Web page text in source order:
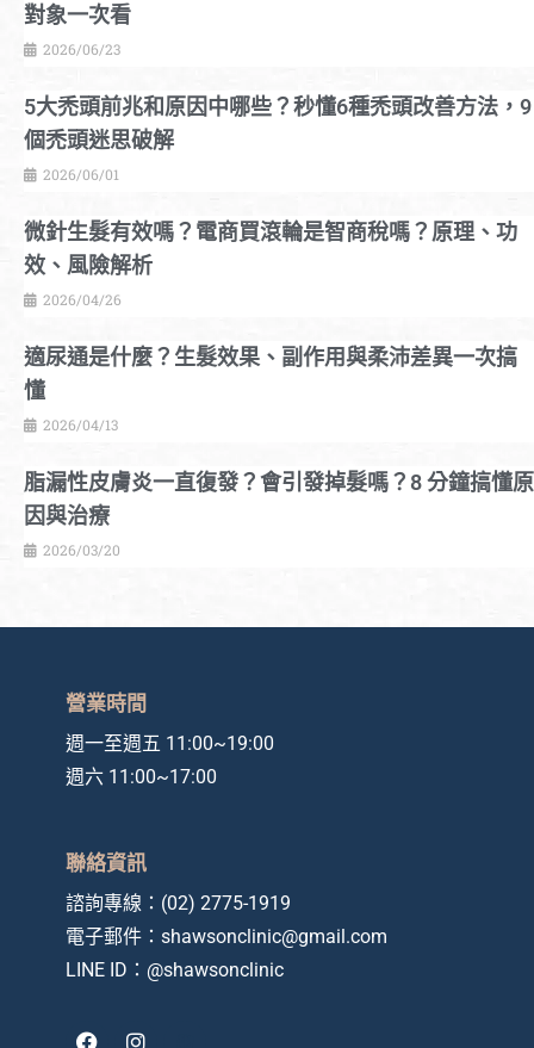
對象一次看
2026/06/23
5大禿頭前兆和原因中哪些？秒懂6種禿頭改善方法，9
個禿頭迷思破解
2026/06/01
微針生髮有效嗎？電商買滾輪是智商稅嗎？原理、功
效、風險解析
2026/04/26
適尿通是什麼？生髮效果、副作用與柔沛差異一次搞
懂
2026/04/13
脂漏性皮膚炎一直復發？會引發掉髮嗎？8 分鐘搞懂原
因與治療
2026/03/20
營業時間
週一至週五 11:00~19:00
週六 11:00~17:00
聯絡資訊
諮詢專線： (02) 2775-1919
電子郵件： shawsonclinic@gmail.com
LINE ID： @shawsonclinic
F
I